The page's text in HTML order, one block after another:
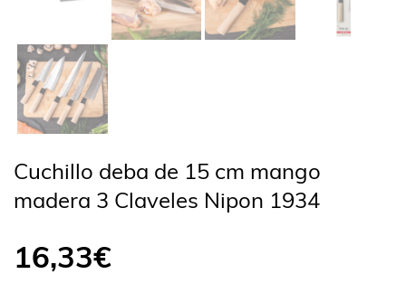
Cuchillo deba de 15 cm mango
madera 3 Claveles Nipon 1934
16,33€